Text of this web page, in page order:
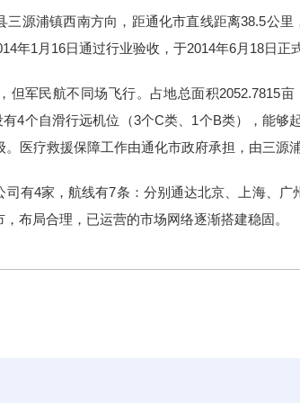
源浦镇西南方向，距通化市直线距离38.5公
年1月16日通过行业验收，于2014年6月18日正
但军民航不同场飞行。占地总面积2052.7815
4个自滑行远机位（3个C类、1个B类），能
医疗救援保障工作由通化市政府承担，由三源
有4家，航线有7条：分别通达北京、上海、
布局合理，已运营的市场网络逐渐搭建稳固。